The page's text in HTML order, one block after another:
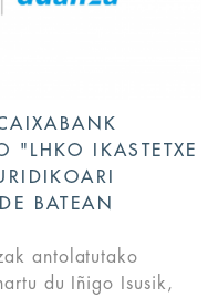
"LHKO IKASTETXE
BATEAN
antolatutako
du Iñigo Isusik,